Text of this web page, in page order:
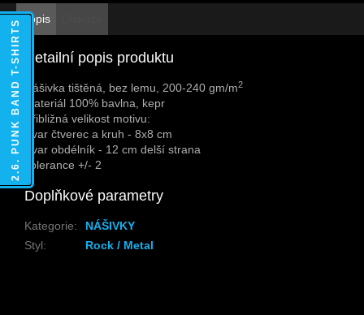
Popis
Detailní popis produktu
Nášivka tištěná, bez lemu, 200-240 gm/m2
Materiál 100% bavlna, kepr
Přibližná velikost motivu:
Tvar čtverec a kruh - 8x8 cm
Tvar obdélník - 12 cm delší strana
Tolerance +/- 2
Doplňkové parametry
Kategorie:
NÁŠIVKY
Styl: Rock / Metal
2.6. PUNK BAND T-SHIRTS